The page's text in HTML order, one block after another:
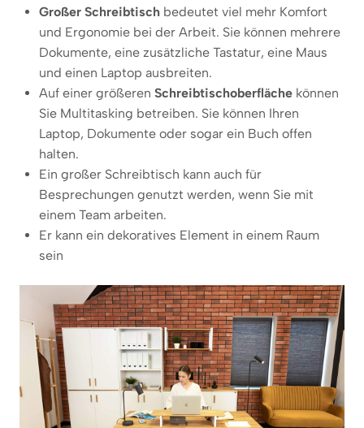
Großer Schreibtisch bedeutet viel mehr Komfort
und Ergonomie bei der Arbeit. Sie können mehrere
Dokumente, eine zusätzliche Tastatur, eine Maus
und einen Laptop ausbreiten.
Auf einer größeren Schreibtischoberfläche können
Sie Multitasking betreiben. Sie können Ihren
Laptop, Dokumente oder sogar ein Buch offen
halten.
Ein großer Schreibtisch kann auch für
Besprechungen genutzt werden, wenn Sie mit
einem Team arbeiten.
Er kann ein dekoratives Element in einem Raum
sein